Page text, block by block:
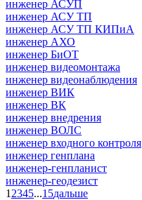
инженер АСУП
инженер АСУ ТП
инженер АСУ ТП КИПиА
инженер АХО
инженер БиОТ
инженер видеомонтажа
инженер видеонаблюдения
инженер ВИК
инженер ВК
инженер внедрения
инженер ВОЛС
инженер входного контроля
инженер генплана
инженер-генпланист
инженер-геодезист
1 2345...15дальше